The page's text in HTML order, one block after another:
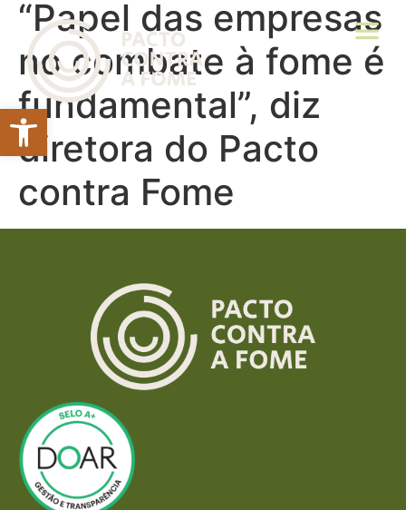
Abrir a barra de ferramentas
“Papel das empresas
no combate à fome é
fundamental”, diz
diretora do Pacto
contra Fome